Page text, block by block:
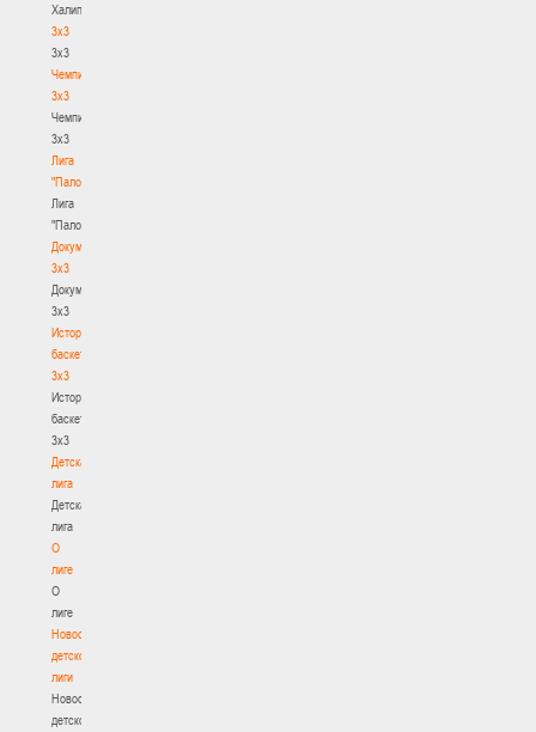
Халипского"
3x3
3x3
Чемпионат
3х3
Чемпионат
3х3
Лига
"Палова"
Лига
"Палова"
Документы
3х3
Документы
3х3
История
баскетбола
3х3
История
баскетбола
3х3
Детская
лига
Детская
лига
О
лиге
О
лиге
Новости
детской
лиги
Новости
детской